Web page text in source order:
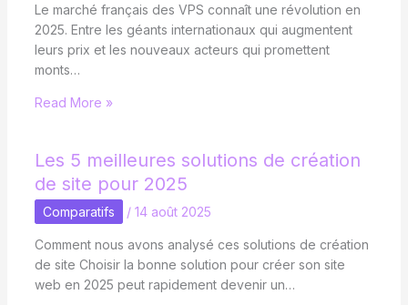
Le marché français des VPS connaît une révolution en
2025. Entre les géants internationaux qui augmentent
leurs prix et les nouveaux acteurs qui promettent
monts…
Read More »
Les 5 meilleures solutions de création
de site pour 2025
Comparatifs / 14 août 2025
Comment nous avons analysé ces solutions de création
de site Choisir la bonne solution pour créer son site
web en 2025 peut rapidement devenir un…